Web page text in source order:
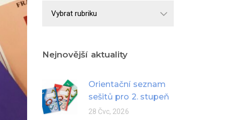
Nejnovější aktuality
Orientační seznam
sešitů pro 2. stupeň
28 Čvc, 2026